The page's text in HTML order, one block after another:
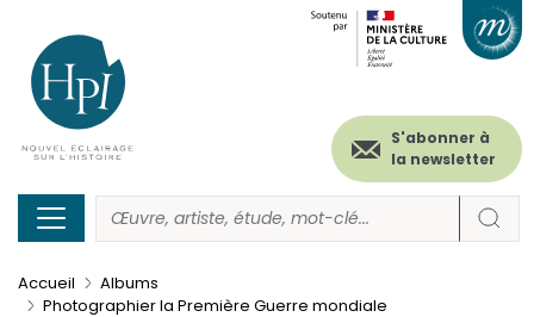
contenu
principal
Menu
secondaire
(header)
S'abonner à
la newsletter
Accueil
Albums
Photographier la Première Guerre mondiale